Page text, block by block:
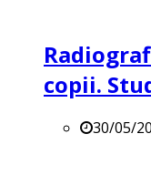
copii.
30/05/